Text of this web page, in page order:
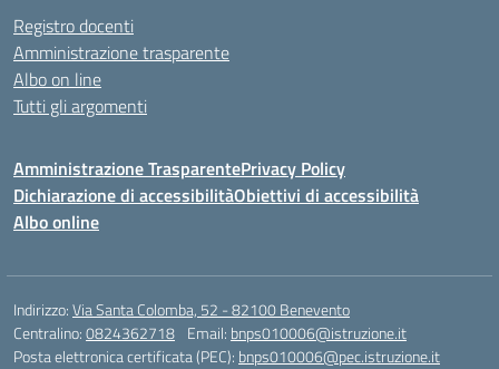
Registro docenti
Amministrazione trasparente
Albo on line
Tutti gli argomenti
Amministrazione TrasparentePrivacy Policy
Dichiarazione di accessibilitàObiettivi di accessibilità
Albo online
Indirizzo:Via Santa Colomba, 52 - 82100 Benevento
Centralino:0824362718 Email: bnps010006@istruzione.it
Posta elettronica certificata (PEC): bnps010006@pec.istruzione.it